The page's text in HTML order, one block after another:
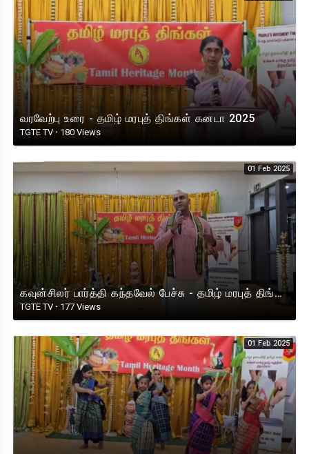
வரவேற்பு உரை - தமிழ் மரபுத் திங்கள் கனடா 2025
TGTE TV · 180 Views
01 Feb 2025
கவுன்சிலர் பார்த்தி கந்தவேல் பேச்சு - தமிழ் மரபுத் திங்கள் கனடா 20
TGTE TV · 177 Views
01 Feb 2025